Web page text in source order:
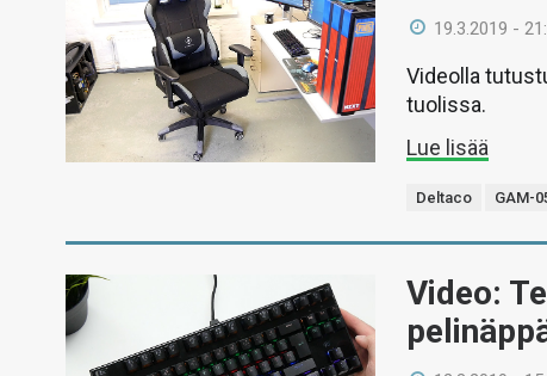
19.3.2019 -
Videolla
tuolissa.
Lue lisää
Deltaco GAM-
Video: